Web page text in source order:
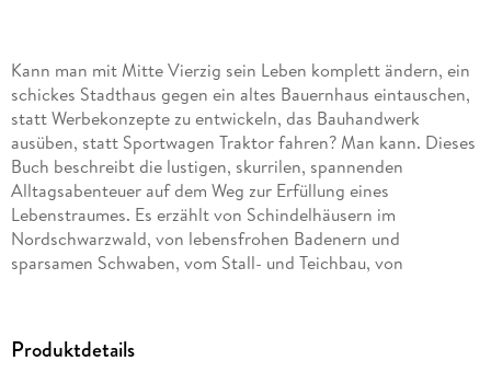
Kann man mit Mitte Vierzig sein Leben komplett ändern, ein
schickes Stadthaus gegen ein altes Bauernhaus eintauschen,
statt Werbekonzepte zu entwickeln, das Bauhandwerk
ausüben, statt Sportwagen Traktor fahren? Man kann. Dieses
Buch beschreibt die lustigen, skurrilen, spannenden
Alltagsabenteuer auf dem Weg zur Erfüllung eines
Lebenstraumes. Es erzählt von Schindelhäusern im
Nordschwarzwald, von lebensfrohen Badenern und
sparsamen Schwaben, vom Stall- und Teichbau, von
keineswegs so ruhigen Leben auf dem Lande.
Produktdetails